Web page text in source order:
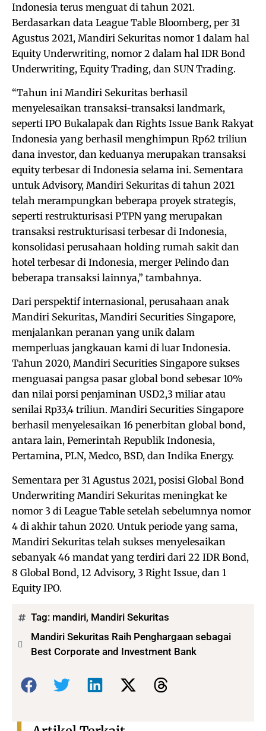
Indonesia terus menguat di tahun 2021.
Berdasarkan data League Table Bloomberg, per 31
Agustus 2021, Mandiri Sekuritas nomor 1 dalam hal
Equity Underwriting, nomor 2 dalam hal IDR Bond
Underwriting, Equity Trading, dan SUN Trading.
“Tahun ini Mandiri Sekuritas berhasil
menyelesaikan transaksi-transaksi landmark,
seperti IPO Bukalapak dan Rights Issue Bank Rakyat
Indonesia yang berhasil menghimpun Rp62 triliun
dana investor, dan keduanya merupakan transaksi
equity terbesar di Indonesia selama ini. Sementara
untuk Advisory, Mandiri Sekuritas di tahun 2021
telah merampungkan beberapa proyek strategis,
seperti restrukturisasi PTPN yang merupakan
transaksi restrukturisasi terbesar di Indonesia,
konsolidasi perusahaan holding rumah sakit dan
hotel terbesar di Indonesia, merger Pelindo dan
beberapa transaksi lainnya,” tambahnya.
Dari perspektif internasional, perusahaan anak
Mandiri Sekuritas, Mandiri Securities Singapore,
menjalankan peranan yang unik dalam
memperluas jangkauan kami di luar Indonesia.
Tahun 2020, Mandiri Securities Singapore sukses
menguasai pangsa pasar global bond sebesar 10%
dan nilai porsi penjaminan USD2,3 miliar atau
senilai Rp33,4 triliun. Mandiri Securities Singapore
berhasil menyelesaikan 16 penerbitan global bond,
antara lain, Pemerintah Republik Indonesia,
Pertamina, PLN, Medco, BSD, dan Indika Energy.
Sementara per 31 Agustus 2021, posisi Global Bond
Underwriting Mandiri Sekuritas meningkat ke
nomor 3 di League Table setelah sebelumnya nomor
4 di akhir tahun 2020. Untuk periode yang sama,
Mandiri Sekuritas telah sukses menyelesaikan
sebanyak 46 mandat yang terdiri dari 22 IDR Bond,
8 Global Bond, 12 Advisory, 3 Right Issue, dan 1
Equity IPO.
Tag: mandiri, Mandiri Sekuritas
Mandiri Sekuritas Raih Penghargaan sebagai
Best Corporate and Investment Bank
Bagikan: